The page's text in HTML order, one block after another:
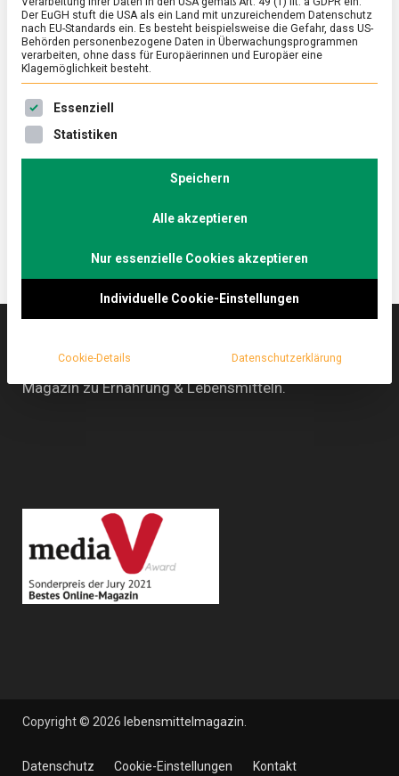
ERNÄHRUNG & GESUNDHEIT /FEATURED
Das blaue Wunder erleben: Blaubeeren
27. August 2021 Johannes
Das
Ob im Muffin, Obstsalat oder im Gin Tonic,
Blaubeeren sind nicht nur lecker und gesund, sondern
hat mit dem ostwestfälischen Landwirt Winkelmann
lebensmittelmagazin
(.de) ist das Online-
Magazin zu Ernährung & Lebensmitteln.
Copyright © 2026 lebensmittelmagazin
Datenschutz Cookie-Einstellungen Kontakt
Der EuGH stuft die USA als ein Land mit unzureichendem Datenschutz
nach EU-Standards ein. Es besteht beispielsweise die Gefahr, dass US-
Behörden personenbezogene Daten in Überwachungsprogrammen
verarbeiten, ohne dass für Europäerinnen und Europäer eine
Klagemöglichkeit besteht.
Es folgt eine Liste der Service-Gruppen, für die eine
Essenziell
Statistiken
Speichern
Alle akzeptieren
Nur essenzielle Cookies akzeptieren
Individuelle Cookie-Einstellungen
Cookie-Details Datenschutzerklärung